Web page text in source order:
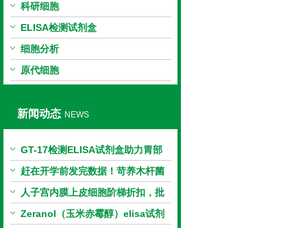
科研细胞
ELISA检测试剂盒
细胞分析
原代细胞
新闻动态 NEWS
GT-17检测ELISA试剂盒助力胃部
相关指标样本定量研究
赶在开学前发完数据！苛养木杆菌
PCR检测试剂盒暑假优惠开启
人子宫内膜上皮细胞阶梯折扣，批
量更划算
Zeranol（玉米赤霉醇）elisa试剂